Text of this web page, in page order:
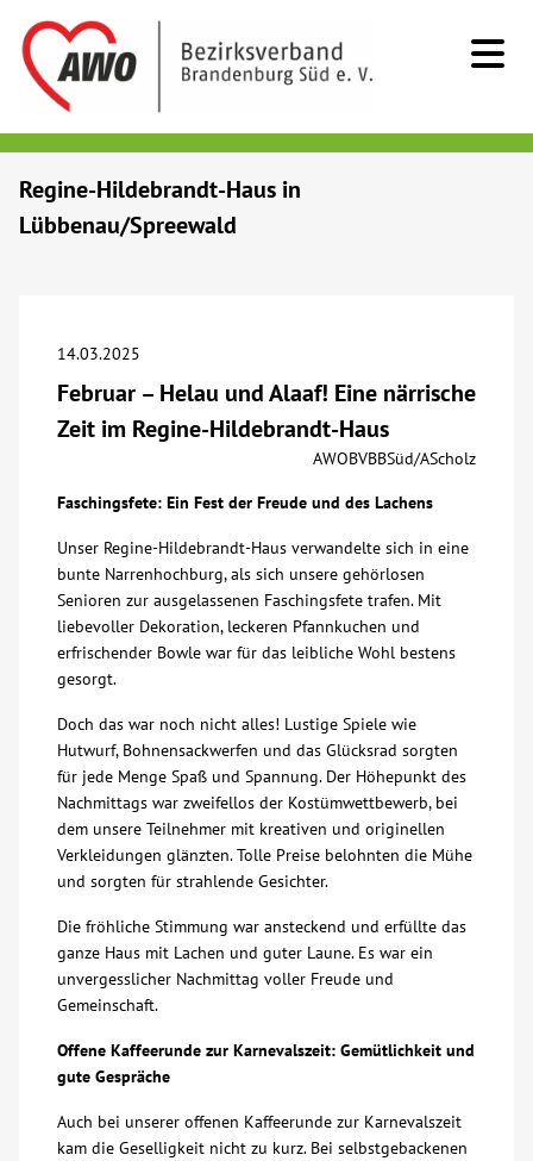
Senioren
Begegnung
Bildung
Über uns
Veranstaltungen
Mitmachen
Karriere
Ausbildung
Glossar
Suche
Kontakt
Regine-Hildebrandt-Haus in
Lübbenau/Spreewald
14.03.2025
Februar – Helau und Alaaf! Eine närrische
Zeit im Regine-Hildebrandt-Haus
AWOBVBBSüd/AScholz
Faschingsfete: Ein Fest der Freude und des Lachens
Unser Regine-Hildebrandt-Haus verwandelte sich in eine
bunte Narrenhochburg, als sich unsere gehörlosen
Senioren zur ausgelassenen Faschingsfete trafen. Mit
liebevoller Dekoration, leckeren Pfannkuchen und
erfrischender Bowle war für das leibliche Wohl bestens
gesorgt.
Doch das war noch nicht alles! Lustige Spiele wie
Hutwurf, Bohnensackwerfen und das Glücksrad sorgten
für jede Menge Spaß und Spannung. Der Höhepunkt des
Nachmittags war zweifellos der Kostümwettbewerb, bei
dem unsere Teilnehmer mit kreativen und originellen
Verkleidungen glänzten. Tolle Preise belohnten die Mühe
und sorgten für strahlende Gesichter.
Die fröhliche Stimmung war ansteckend und erfüllte das
ganze Haus mit Lachen und guter Laune. Es war ein
unvergesslicher Nachmittag voller Freude und
Gemeinschaft.
Offene Kaffeerunde zur Karnevalszeit: Gemütlichkeit und
gute Gespräche
Auch bei unserer offenen Kaffeerunde zur Karnevalszeit
kam die Geselligkeit nicht zu kurz. Bei selbstgebackenen